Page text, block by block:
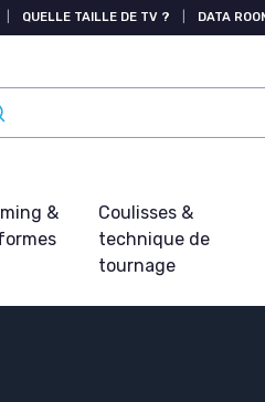
QUELLE TAILLE DE TV ? DATA
&
Coulisses &
technique de
tournage